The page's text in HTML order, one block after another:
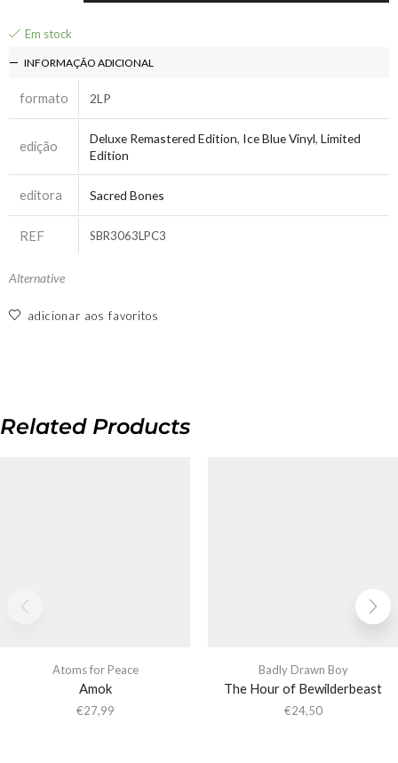
Em stock
INFORMAÇÃO ADICIONAL
formato 2LP
edição Deluxe Remastered Edition, Ice Blue Vinyl, Limited
Edition
editora Sacred Bones
REF SBR3063LPC3
Alternative
adicionar aos favoritos
Related Products
Atoms for Peace
Amok
€27,99
Badly Drawn Boy
The Hour of Bewilderbeast
€24,50